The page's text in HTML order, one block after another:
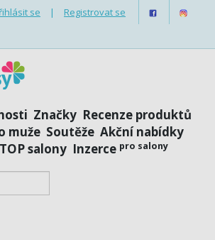
se | Registrovat se
Značky Recenze produktů
muže Soutěže Akční nabídky
TOP salony Inzerce pro salony